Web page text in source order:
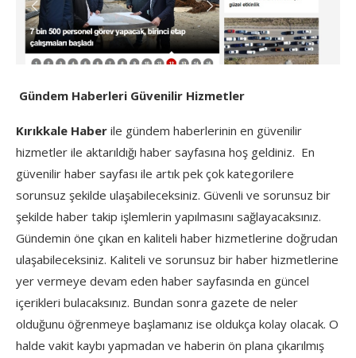
Gündem Haberleri Güvenilir Hizmetler
Kırıkkale Haber ile gündem haberlerinin en güvenilir
hizmetler ile aktarıldığı haber sayfasına hoş geldiniz. En
güvenilir haber sayfası ile artık pek çok kategorilere
sorunsuz şekilde ulaşabileceksiniz. Güvenli ve sorunsuz bir
şekilde haber takip işlemlerin yapılmasını sağlayacaksınız.
Gündemin öne çıkan en kaliteli haber hizmetlerine doğrudan
ulaşabileceksiniz. Kaliteli ve sorunsuz bir haber hizmetlerine
yer vermeye devam eden haber sayfasında en güncel
içerikleri bulacaksınız. Bundan sonra gazete de neler
olduğunu öğrenmeye başlamanız ise oldukça kolay olacak. O
halde vakit kaybı yapmadan ve haberin ön plana çıkarılmış